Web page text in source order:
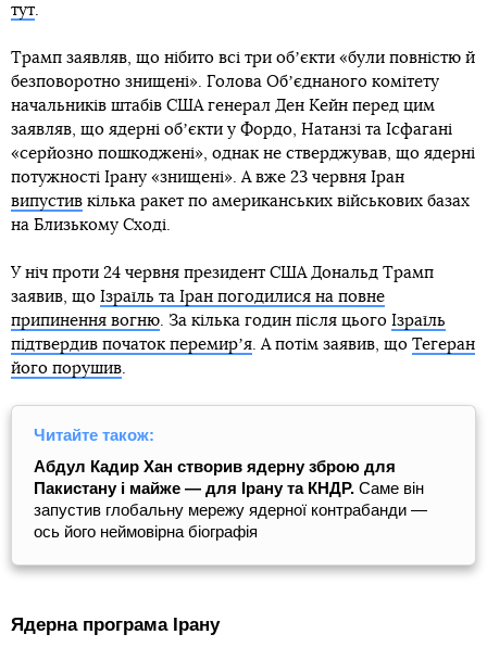
тут.
Трамп заявляв, що нібито всі три обʼєкти «були повністю й
безповоротно знищені». Голова Обʼєднаного комітету
начальників штабів США генерал Ден Кейн перед цим
заявляв, що ядерні обʼєкти у Фордо, Натанзі та Ісфагані
«серйозно пошкоджені», однак не стверджував, що ядерні
потужності Ірану «знищені». А вже 23 червня Іран
випустив кілька ракет по американських військових базах
на Близькому Сході.
У ніч проти 24 червня президент США Дональд Трамп
заявив, що Ізраїль та Іран погодилися на повне
припинення вогню. За кілька годин після цього Ізраїль
підтвердив початок перемирʼя. А потім заявив, що Тегеран
його порушив.
Читайте також:
Абдул Кадир Хан створив ядерну зброю для
Пакистану і майже — для Ірану та КНДР. Саме він
запустив глобальну мережу ядерної контрабанди —
ось його неймовірна біографія
Ядерна програма Ірану